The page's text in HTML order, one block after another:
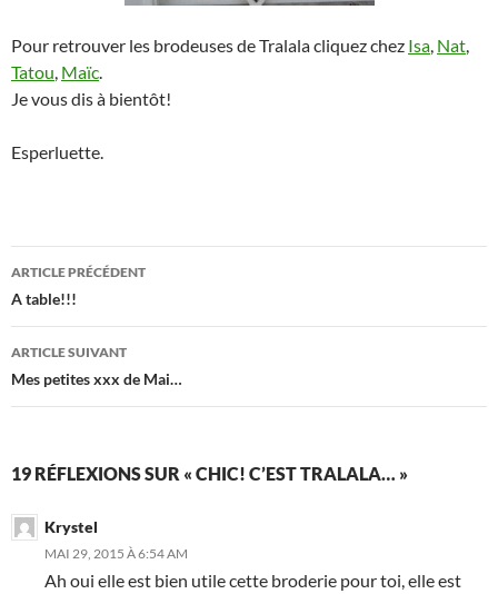
Pour retrouver les brodeuses de Tralala cliquez chez Isa, Nat,
Tatou, Maïc.
Je vous dis à bientôt!
Esperluette.
Navigation
des
articles
ARTICLE PRÉCÉDENT
A table!!!
ARTICLE SUIVANT
Mes petites xxx de Mai…
19 RÉFLEXIONS SUR « CHIC! C’EST TRALALA… »
Krystel
MAI 29, 2015 À 6:54 AM
Ah oui elle est bien utile cette broderie pour toi, elle est